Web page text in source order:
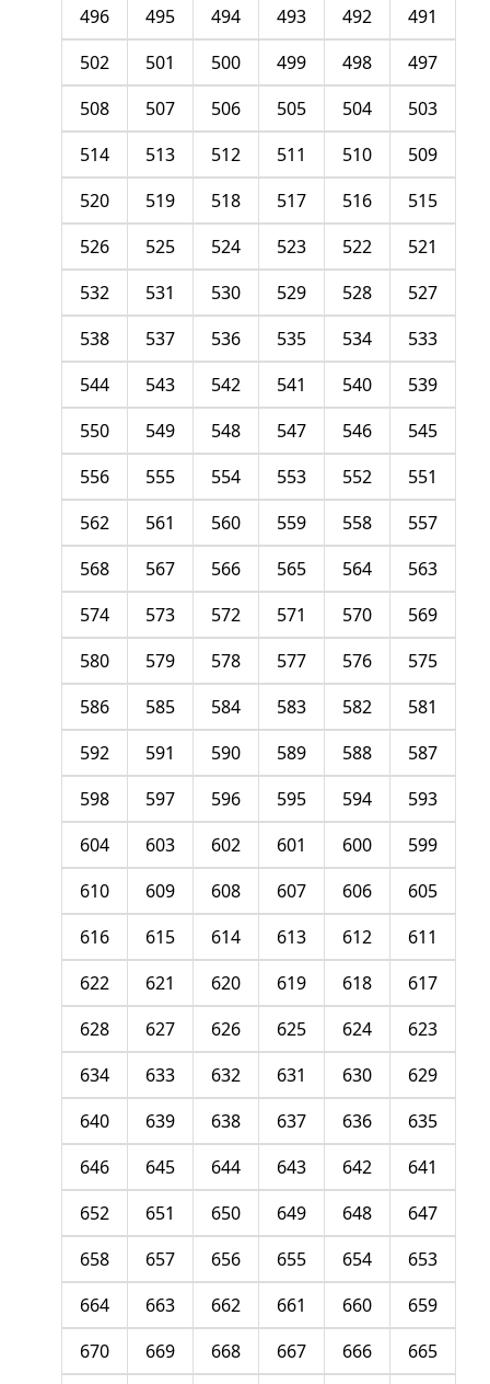
491
492
493
494
495
496
497
498
499
500
501
502
503
504
505
506
507
508
509
510
511
512
513
514
515
516
517
518
519
520
521
522
523
524
525
526
527
528
529
530
531
532
533
534
535
536
537
538
539
540
541
542
543
544
545
546
547
548
549
550
551
552
553
554
555
556
557
558
559
560
561
562
563
564
565
566
567
568
569
570
571
572
573
574
575
576
577
578
579
580
581
582
583
584
585
586
587
588
589
590
591
592
593
594
595
596
597
598
599
600
601
602
603
604
605
606
607
608
609
610
611
612
613
614
615
616
617
618
619
620
621
622
623
624
625
626
627
628
629
630
631
632
633
634
635
636
637
638
639
640
641
642
643
644
645
646
647
648
649
650
651
652
653
654
655
656
657
658
659
660
661
662
663
664
665
666
667
668
669
670